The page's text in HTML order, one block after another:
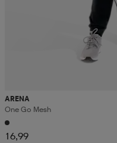
ARENA
One Go Mesh
16,99